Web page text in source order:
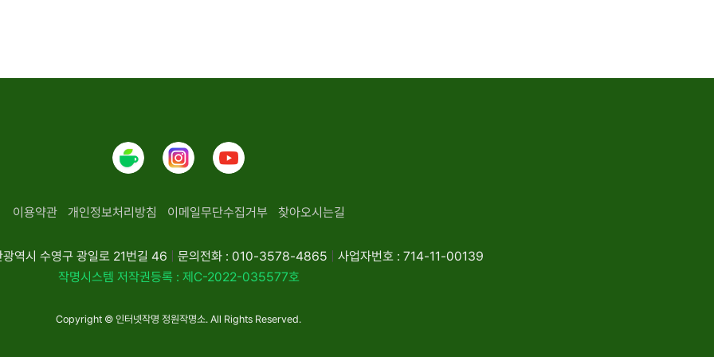
이용약관 개인정보처리방침 이메일무단수집거부 찾아오시는길
광역시 수영구 광일로 21번길 46 문의전화 : 010-3578-4865
사업자번호 : 714-11-00139
작명시스템 저작권등록 : 제C-2022-035577호
Copyright © 인터넷작명 정원작명소. All Rights Reserved.